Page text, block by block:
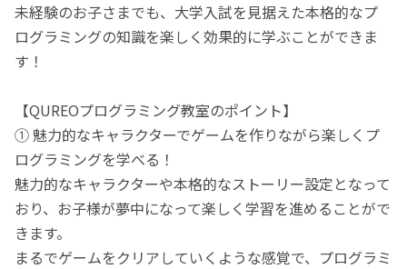
未経験のお子さまでも、大学入試を見据えた本格的なプ
ログラミングの知識を楽しく効果的に学ぶことができま
す！
【QUREOプログラミング教室のポイント】
① 魅力的なキャラクターでゲームを作りながら楽しくプ
ログラミングを学べる！
魅力的なキャラクターや本格的なストーリー設定となって
おり、お子様が夢中になって楽しく学習を進めることがで
きます。
まるでゲームをクリアしていくような感覚で、プログラミ